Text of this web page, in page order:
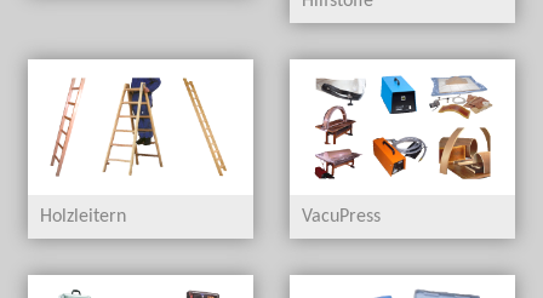
Holzleitern VacuPress